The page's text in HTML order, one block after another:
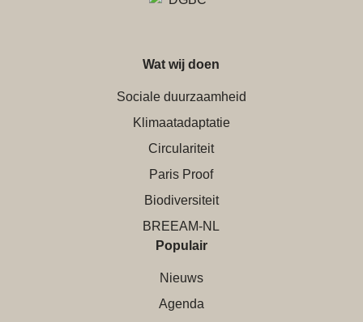
Wat wij doen
Sociale duurzaamheid
Klimaatadaptatie
Circulariteit
Paris Proof
Biodiversiteit
BREEAM-NL
Populair
Nieuws
Agenda